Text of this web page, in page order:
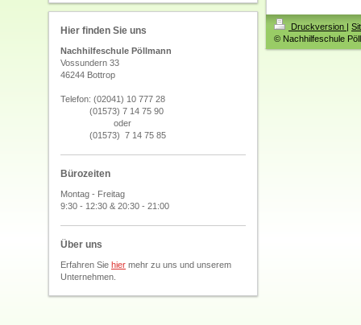
Hier finden Sie uns
Nachhilfeschule Pöllmann
Vossundern 33
46244 Bottrop
Telefon: (02041) 10 777 28
(01573) 7 14 75 90
oder
(01573) 7 14 75 85
Bürozeiten
Montag - Freitag
9:30 - 12:30 & 20:30 - 21:00
Über uns
Erfahren Sie hier mehr zu uns und unserem
Unternehmen.
Druckversion |
© Nachhilfeschule